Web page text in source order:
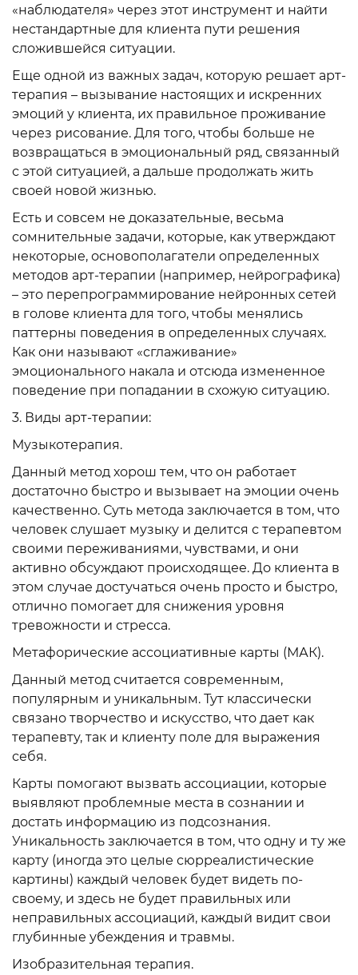
«наблюдателя» через этот инструмент и найти
нестандартные для клиента пути решения
сложившейся ситуации.
Еще одной из важных задач, которую решает арт-
терапия – вызывание настоящих и искренних
эмоций у клиента, их правильное проживание
через рисование. Для того, чтобы больше не
возвращаться в эмоциональный ряд, связанный
с этой ситуацией, а дальше продолжать жить
своей новой жизнью.
Есть и совсем не доказательные, весьма
сомнительные задачи, которые, как утверждают
некоторые, основополагатели определенных
методов арт-терапии (например, нейрографика)
– это перепрограммирование нейронных сетей
в голове клиента для того, чтобы менялись
паттерны поведения в определенных случаях.
Как они называют «сглаживание»
эмоционального накала и отсюда измененное
поведение при попадании в схожую ситуацию.
3. Виды арт-терапии:
Музыкотерапия.
Данный метод хорош тем, что он работает
достаточно быстро и вызывает на эмоции очень
качественно. Суть метода заключается в том, что
человек слушает музыку и делится с терапевтом
своими переживаниями, чувствами, и они
активно обсуждают происходящее. До клиента в
этом случае достучаться очень просто и быстро,
отлично помогает для снижения уровня
тревожности и стресса.
Метафорические ассоциативные карты (МАК).
Данный метод считается современным,
популярным и уникальным. Тут классически
связано творчество и искусство, что дает как
терапевту, так и клиенту поле для выражения
себя.
Карты помогают вызвать ассоциации, которые
выявляют проблемные места в сознании и
достать информацию из подсознания.
Уникальность заключается в том, что одну и ту же
карту (иногда это целые сюрреалистические
картины) каждый человек будет видеть по-
своему, и здесь не будет правильных или
неправильных ассоциаций, каждый видит свои
глубинные убеждения и травмы.
Изобразительная терапия.